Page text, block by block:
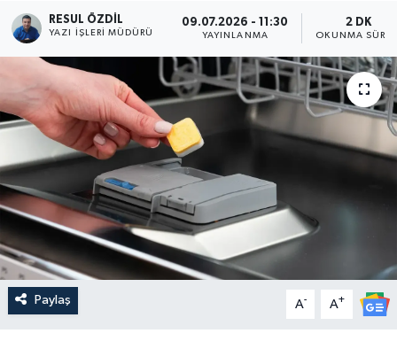
RESUL ÖZDIL
YAZI İŞLERI MÜDÜRÜ
09.07.2026 - 11:30
YAYINLANMA
2 DK
OKUNMA
Paylaş A- A+